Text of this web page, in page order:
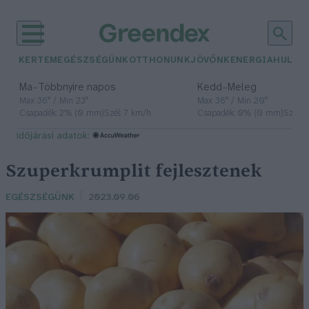
KERTEM EGÉSZSÉGÜNK OTTHONUNKJÖVŐNK ENERGIA
Ma– Többnyire napos
Max 36° / Min 23°
Csapadék: 2% (0 mm)Szél: 7 km/h
Kedd– Meleg
Max 36° / Min 20°
Csapadék: 0% (0 mm)Szél:
időjárási adatok:
Szuperkrumplit fejlesztenek
EGÉSZSÉGÜNK 2023.09.06